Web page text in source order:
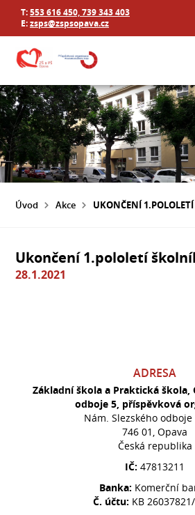
T:553 616 450, 739 343 403
E:zsps@zspsopava.cz
Úvod Akce UKONČENÍ
Ukončení 1.pololetí
28.1.2021
ADRESA
Základní škola a Praktická škola,
odboje 5, příspěvková
Nám. Slezského odboje
746 01, Opava
Česká republika
IČ:47813211
Banka: Komerční
Č. účtu: KB